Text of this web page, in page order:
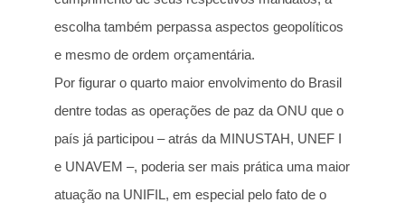
escolha também perpassa aspectos geopolíticos
e mesmo de ordem orçamentária.
Por figurar o quarto maior envolvimento do Brasil
dentre todas as operações de paz da ONU que o
país já participou – atrás da MINUSTAH, UNEF I
e UNAVEM –, poderia ser mais prática uma maior
atuação na UNIFIL, em especial pelo fato de o